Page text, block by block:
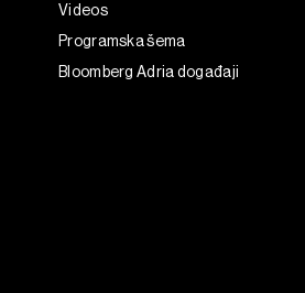
Videos
Programska šema
Bloomberg Adria događaji